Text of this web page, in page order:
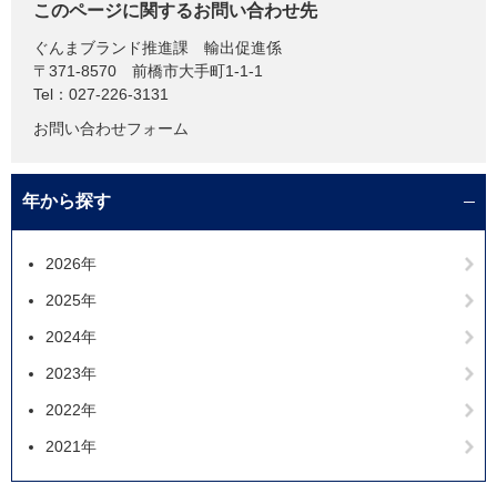
このページに関するお問い合わせ先
ぐんまブランド推進課
輸出促進係
〒371-8570
前橋市大手町1-1-1
Tel：027-226-3131
お問い合わせフォーム
年から探す
2026年
2025年
2024年
2023年
2022年
2021年